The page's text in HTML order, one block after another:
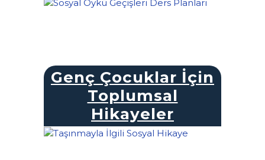
Genç Çocuklar İçin
Toplumsal
Hikayeler